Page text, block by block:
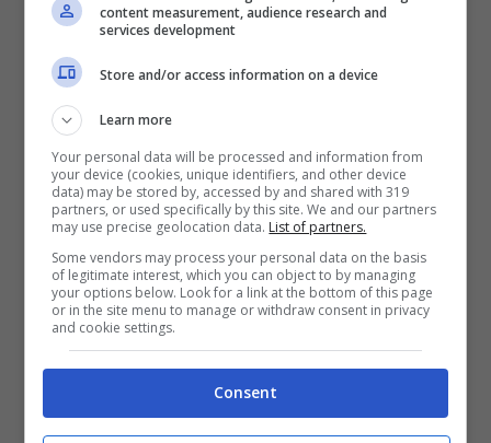
casa: a scoprire il corpo la sorella
trovato senza vita nel suo
appartamento
Runner trovato morto in un bosco: forse
aggredito da un orso
Incidente mortale ieri notte, tragiovedì 6
venerdì 7 aprile , sulla statale 7 bis nel tratto
compreso traSanta Maria Capua Veteree
Teverola, nel territorio di Marcianise, comune
della provincia di Caserta. La vittima èMario
Montella,23ennediCasaluce.
content measurement, audience research and
services development
Store and/or access information on a device
Learn more
Your personal data will be processed and information from
your device (cookies, unique identifiers, and other device
data) may be stored by, accessed by and shared with 319
partners, or used specifically by this site. We and our partners
may use precise geolocation data. List of partners.
Some vendors may process your personal data on the basis
of legitimate interest, which you can object to by managing
your options below. Look for a link at the bottom of this page
or in the site menu to manage or withdraw consent in privacy
and cookie settings.
Consent